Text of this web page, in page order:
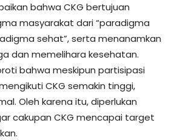
bahwa CKG bertujuan
masyarakat dari “paradigma
sehat”, serta menanamkan
dan memelihara kesehatan.
bahwa meskipun partisipasi
CKG semakin tinggi,
Oleh karena itu, diperlukan
cakupan CKG mencapai target